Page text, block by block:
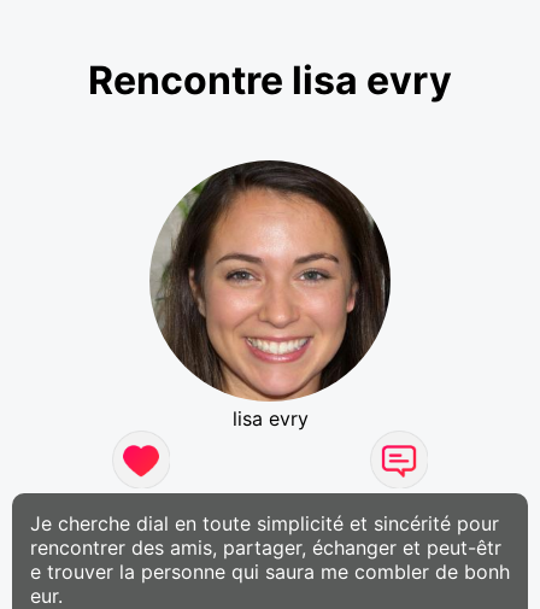
Rencontre lisa evry
lisa evry
Je cherche dial en toute simplicité et sincérité pour
rencontrer des amis, partager, échanger et peut-êtr
e trouver la personne qui saura me combler de bonh
eur.